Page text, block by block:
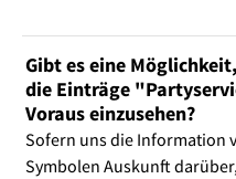
Gibt es eine
die Einträge
Voraus einzusehen?
Sofern uns die Information
Symbolen Auskunft